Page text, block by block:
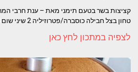
קציצות בשר בטעם תימני מאת – ענת חרבי
טחון בצל חבילה כוסברה/פטרוזיליה 2 שיני שום 3 כפות קמח מצה /פירורי
לצפיה במתכון לחץ כאן